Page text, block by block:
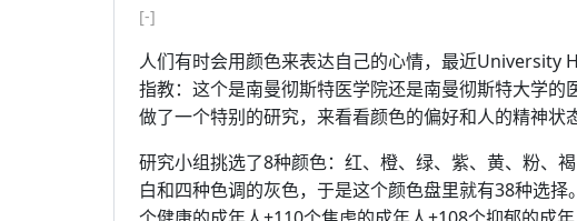
[-]
人们有时会用颜色来表达自己的心情，最近
指教：这个是南曼彻斯特医学院还是南曼彻斯特大学
做了一个特别的研究，来看看颜色的偏好和人的精神状
研究小组挑选了8种颜色：红、橙、绿、紫、黄、粉、
白和四种色调的灰色，于是这个颜色盘里就有38种选